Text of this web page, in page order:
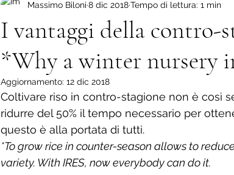
I vantaggi della contro-
*Why a winter nursery
Massimo Biloni 8 dic 2018Tempo di lettura: 1 min
Aggiornamento: 12 dic 2018
Coltivare riso in contro-stagione non è così
ridurre del 50% il tempo necessario per
questo è alla portata di tutti.
*To grow rice in counter-season allows to
variety. With IRES, now everybody can do it.